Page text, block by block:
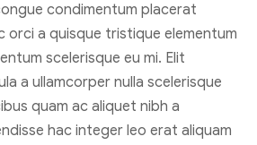
condimentum placerat
orci a quisque tristique elementum
scelerisque eu mi. Elit
a ullamcorper nulla scelerisque
quam ac aliquet nibh a
hac integer leo erat aliquam